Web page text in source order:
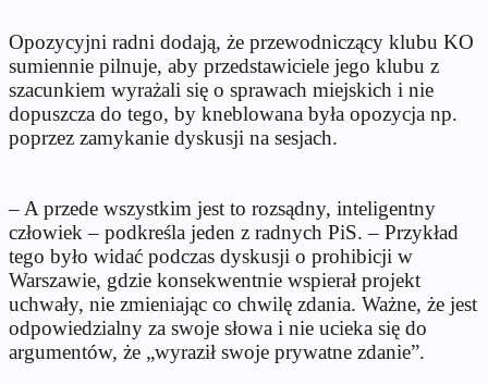
Opozycyjni radni dodają, że przewodniczący klubu KO
sumiennie pilnuje, aby przedstawiciele jego klubu z
szacunkiem wyrażali się o sprawach miejskich i nie
dopuszcza do tego, by kneblowana była opozycja np.
poprzez zamykanie dyskusji na sesjach.
– A przede wszystkim jest to rozsądny, inteligentny
człowiek – podkreśla jeden z radnych PiS. – Przykład
tego było widać podczas dyskusji o prohibicji w
Warszawie, gdzie konsekwentnie wspierał projekt
uchwały, nie zmieniając co chwilę zdania. Ważne, że jest
odpowiedzialny za swoje słowa i nie ucieka się do
argumentów, że „wyraził swoje prywatne zdanie”.